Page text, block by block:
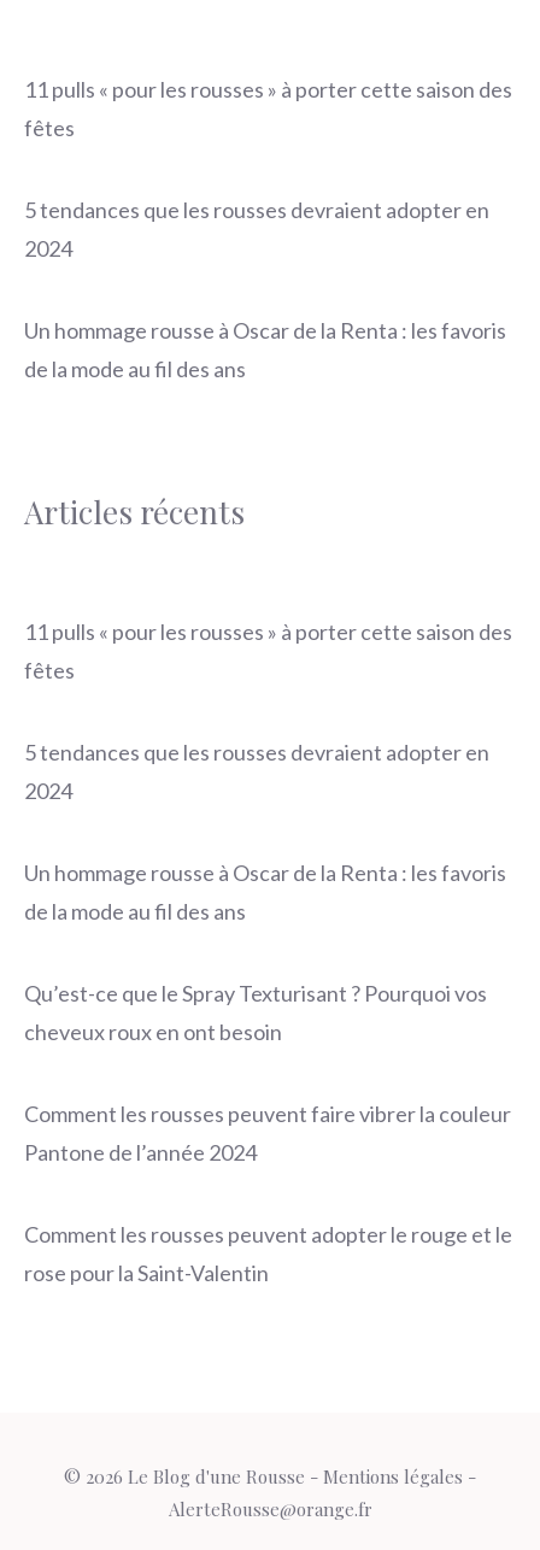
11 pulls « pour les rousses » à porter cette saison des
fêtes
5 tendances que les rousses devraient adopter en
2024
Un hommage rousse à Oscar de la Renta : les favoris
de la mode au fil des ans
Articles récents
11 pulls « pour les rousses » à porter cette saison des
fêtes
5 tendances que les rousses devraient adopter en
2024
Un hommage rousse à Oscar de la Renta : les favoris
de la mode au fil des ans
Qu’est-ce que le Spray Texturisant ? Pourquoi vos
cheveux roux en ont besoin
Comment les rousses peuvent faire vibrer la couleur
Pantone de l’année 2024
Comment les rousses peuvent adopter le rouge et le
rose pour la Saint-Valentin
© 2026 Le Blog d'une Rousse - Mentions légales -
AlerteRousse@orange.fr